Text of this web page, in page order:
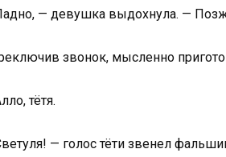
— девушка выдохнула. —
звонок, мысленно
тётя.
— голос тёти звенел